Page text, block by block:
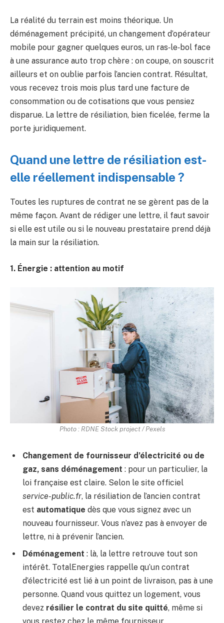
La réalité du terrain est moins théorique. Un
déménagement précipité, un changement d’opérateur
mobile pour gagner quelques euros, un ras‑le‑bol face
à une assurance auto trop chère : on coupe, on souscrit
ailleurs et on oublie parfois l’ancien contrat. Résultat,
vous recevez trois mois plus tard une facture de
consommation ou de cotisations que vous pensiez
disparue. La lettre de résiliation, bien ficelée, ferme la
porte juridiquement.
Quand une lettre de résiliation est-
elle réellement indispensable ?
Toutes les ruptures de contrat ne se gèrent pas de la
même façon. Avant de rédiger une lettre, il faut savoir
si elle est utile ou si le nouveau prestataire prend déjà
la main sur la résiliation.
1. Énergie : attention au motif
Photo : RDNE Stock project / Pexels
Changement de fournisseur d’électricité ou de
gaz, sans déménagement : pour un particulier, la
loi française est claire. Selon le site officiel
service-public.fr, la résiliation de l’ancien contrat
est automatique dès que vous signez avec un
nouveau fournisseur. Vous n’avez pas à envoyer de
lettre, ni à prévenir l’ancien.
Déménagement : là, la lettre retrouve tout son
intérêt. TotalEnergies rappelle qu’un contrat
d’électricité est lié à un point de livraison, pas à une
personne. Quand vous quittez un logement, vous
devez résilier le contrat du site quitté, même si